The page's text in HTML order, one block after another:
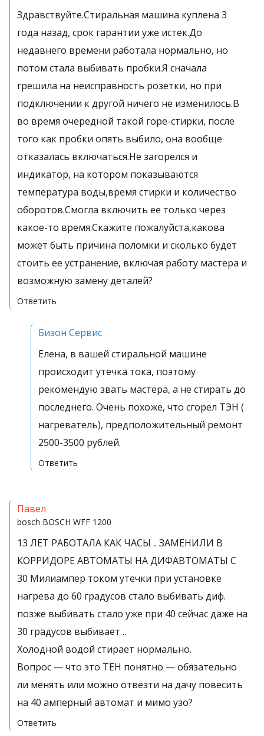
Здравствуйте.Стиральная машина куплена 3
года назад, срок гарантии уже истек.До
недавнего времени работала нормально, но
потом стала выбивать пробки.Я сначала
грешила на неисправность розетки, но при
подключении к другой ничего не изменилось.В
во время очередной такой горе-стирки, после
того как пробки опять выбило, она вообще
отказалась включаться.Не загорелся и
индикатор, на котором показываются
температура воды,время стирки и количество
оборотов.Смогла включить ее только через
какое-то время.Скажите пожалуйста,какова
может быть причина поломки и сколько будет
стоить ее устранение, включая работу мастера и
возможную замену деталей?
Ответить
Бизон Сервис
Елена, в вашей стиральной машине
происходит утечка тока, поэтому
рекомендую звать мастера, а не стирать до
последнего. Очень похоже, что сгорел ТЭН (
нагреватель), предположительный ремонт
2500-3500 рублей.
Ответить
Павел
bosch BOSCH WFF 1200
13 ЛЕТ РАБОТАЛА КАК ЧАСЫ .. ЗАМЕНИЛИ В
КОРРИДОРЕ АВТОМАТЫ НА ДИФАВТОМАТЫ С
30 Милиампер током утечки при установке
нагрева до 60 градусов стало выбивать диф.
позже выбивать стало уже при 40 сейчас даже на
30 градусов выбивает ..
Холодной водой стирает нормально.
Вопрос — что это ТЕН понятно — обязательно
ли менять или можно отвезти на дачу повесить
на 40 амперный автомат и мимо узо?
Ответить